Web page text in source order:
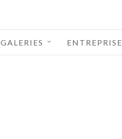
GALERIES ENTREPRISE